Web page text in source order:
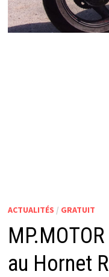
ACTUALITÉS / GRATUIT
au Hornet